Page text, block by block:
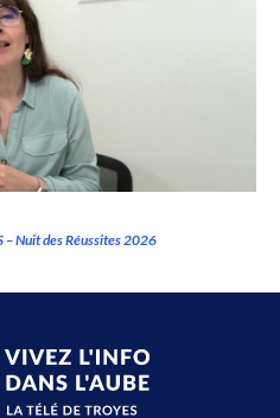
– Nuit des Réussites 2026